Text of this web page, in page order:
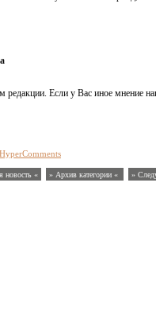
редакции. Если у Вас иное мнение
новость « » Архив категории « »